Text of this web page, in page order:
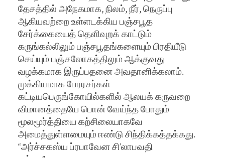
தேசத்தில் அநேகமாக, நிலம், நீர், நெருப்பு
ஆகியவற்றை உள்ளடக்கிய பஞ்சபூத
சேர்க்கையைத் தெளிவுறக் காட்டும்
கருங்கல்லிலும் பஞ்சபூதங்களையும் பிரதியீடு
செய்யும் பஞ்சலோகத்திலும் ஆக்குவது
வழக்கமாக இருப்பதனை அவதானிக்கலாம்.
முக்கியமாக பேரரசர்கள்
கட்டியபெருங்கோயில்களில் ஆலயக் கருவறை
விமானத்தையே பொன் வேய்ந்த போதும்
மூலமூர்த்தியை கற்சிலையாகவே
அமைத்துள்ளமையும் ஈண்டு சிந்திக்கத்தக்கது.
“அர்ச்சகஸ்ய ப்ரபாவேன சி’லாபவதி